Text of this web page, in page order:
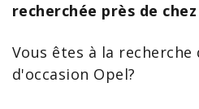
recherchée près de
Vous êtes à la recherche
d'occasion Opel?